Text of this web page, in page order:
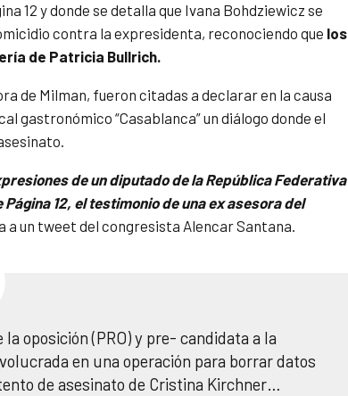
12 y donde se detalla que Ivana Bohdziewicz se
contra la expresidenta, reconociendo que los
de Patricia Bullrich.
de Milman, fueron citadas a declarar en la causa
gastronómico “Casablanca” un diálogo donde el
de un diputado de la República Federativa
12, el testimonio de una ex asesora del
un tweet del congresista Alencar Santana.
oposición (PRO) y pre- candidata a la
en una operación para borrar datos
de asesinato de Cristina Kirchner…